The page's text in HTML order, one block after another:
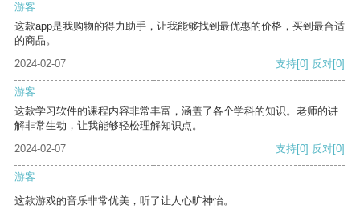
游客
这款app是我购物的得力助手，让我能够找到最优惠的价格，买到最合适
的商品。
2024-02-07
支持[0] 反对[0]
游客
这款学习软件的课程内容非常丰富，涵盖了各个学科的知识。老师的讲
解非常生动，让我能够轻松理解知识点。
2024-02-07
支持[0] 反对[0]
游客
这款游戏的音乐非常优美，听了让人心旷神怡。